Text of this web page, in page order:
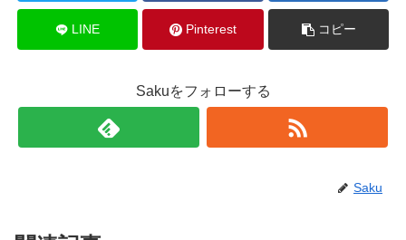
LINE Pinterest コピー
Sakuをフォローする
Saku